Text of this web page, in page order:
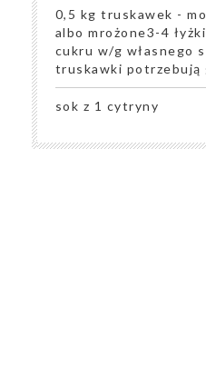
0,5 kg truskawek -
albo mrożone3-4
cukru w/g własnego
truskawki potrzebują
sok z 1 cytryny